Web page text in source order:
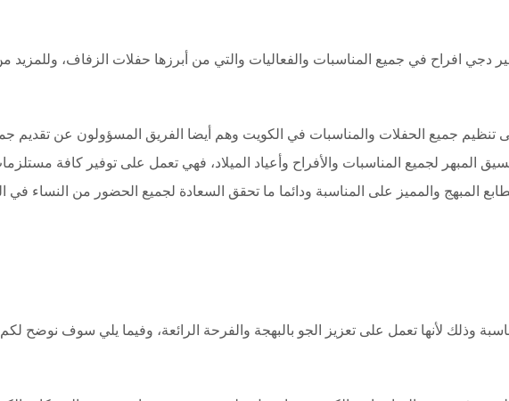
افراح في جميع المناسبات والفعاليات والتي من أبرزها حفلات الزفاف، وللمزيد
جميع الحفلات والمناسبات في الكويت وهم أيضا الفريق المسؤولون عن تقديم
المبهر لجميع المناسبات والأفراح وأعياد الميلاد، فهي تعمل على توفير كافة
المبهج والمميز على المناسبة ودائما ما تحقق السعادة لجميع الحضور من النساء في
وذلك لأنها تعمل على تعزيز الجو بالبهجة والفرحة الرائعة، وفيما يلي سوف نوضح